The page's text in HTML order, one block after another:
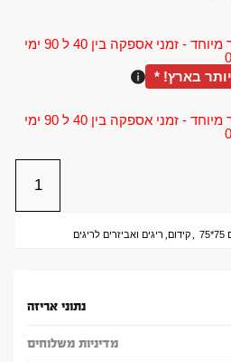
פריט בהזמנה מיוחדת במחיר מיוחד - זמני אספקה בין 40 ל 90 ימי
בארץ! *
פריט בהזמנה מיוחדת במחיר מיוחד - זמני אספקה בין 40 ל 90 ימי
,קידום, ריגים ואביזרים לריגים
נתוני אריזה
מדיניות משלוחים